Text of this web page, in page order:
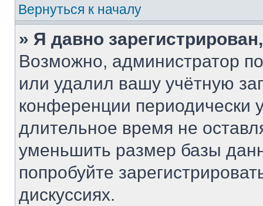
Вернуться к началу
» Я давно
Возможно, администратор
или удалил вашу учётную
конференции периодически
длительное время не
уменьшить размер базы
попробуйте
дискуссиях.